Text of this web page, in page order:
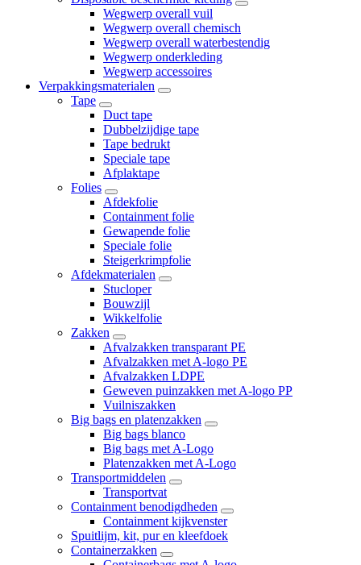
Wegwerp overall vuil
Wegwerp overall chemisch
Wegwerp overall waterbestendig
Wegwerp onderkleding
Wegwerp accessoires
Verpakkingsmaterialen
Tape
Duct tape
Dubbelzijdige tape
Tape bedrukt
Speciale tape
Afplaktape
Folies
Afdekfolie
Containment folie
Gewapende folie
Speciale folie
Steigerkrimpfolie
Afdekmaterialen
Stucloper
Bouwzijl
Wikkelfolie
Zakken
Afvalzakken transparant PE
Afvalzakken met A-logo PE
Afvalzakken LDPE
Geweven puinzakken met A-logo PP
Vuilniszakken
Big bags en platenzakken
Big bags blanco
Big bags met A-Logo
Platenzakken met A-Logo
Transportmiddelen
Transportvat
Containment benodigdheden
Containment kijkvenster
Spuitlijm, kit, pur en kleefdoek
Containerzakken